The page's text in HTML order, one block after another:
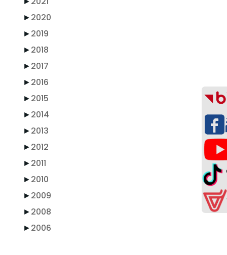
►2020
►2019
►2018
►2017
►2016
►2015
►2014
►2013
►2012
►2011
►2010
►2009
►2008
►2006